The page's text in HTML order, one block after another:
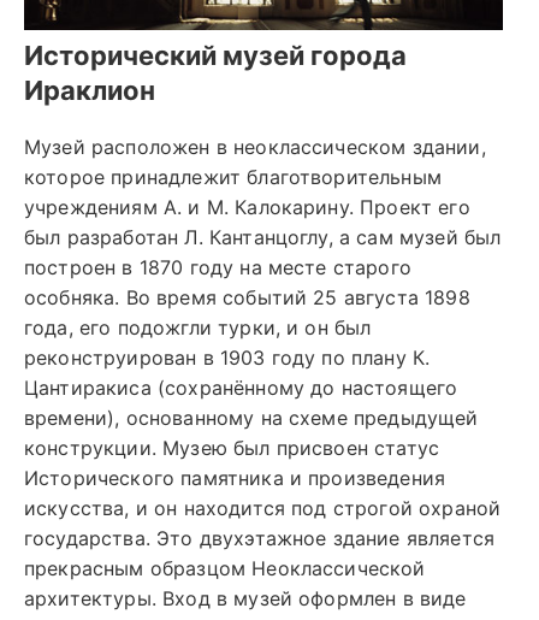
Исторический музей города
Ираклион
Музей расположен в неоклассическом здании,
которое принадлежит благотворительным
учреждениям А. и М. Калокарину. Проект его
был разработан Л. Кантанцоглу, а сам музей был
построен в 1870 году на месте старого
особняка. Во время событий 25 августа 1898
года, его подожгли турки, и он был
реконструирован в 1903 году по плану К.
Цантиракиса (сохранённому до настоящего
времени), основанному на схеме предыдущей
конструкции. Музею был присвоен статус
Исторического памятника и произведения
искусства, и он находится под строгой охраной
государства. Это двухэтажное здание является
прекрасным образцом Неоклассической
архитектуры. Вход в музей оформлен в виде